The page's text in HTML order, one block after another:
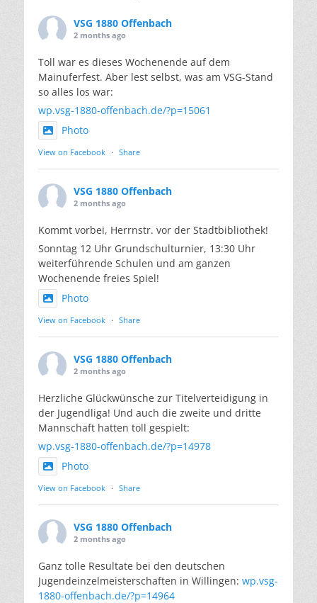
VSG 1880 Offenbach
2 months ago
Toll war es dieses Wochenende auf dem
Mainuferfest. Aber lest selbst, was am VSG-Stand
so alles los war:
wp.vsg-1880-offenbach.de/?p=15061
Photo
View on Facebook · Share
VSG 1880 Offenbach
2 months ago
Kommt vorbei, Herrnstr. vor der Stadtbibliothek!
Sonntag 12 Uhr Grundschulturnier, 13:30 Uhr
weiterführende Schulen und am ganzen
Wochenende freies Spiel!
Photo
View on Facebook · Share
VSG 1880 Offenbach
2 months ago
Herzliche Glückwünsche zur Titelverteidigung in
der Jugendliga! Und auch die zweite und dritte
Mannschaft hatten toll gespielt:
wp.vsg-1880-offenbach.de/?p=14978
Photo
View on Facebook · Share
VSG 1880 Offenbach
2 months ago
Ganz tolle Resultate bei den deutschen
Jugendeinzelmeisterschaften in Willingen: wp.vsg-
1880-offenbach.de/?p=14964